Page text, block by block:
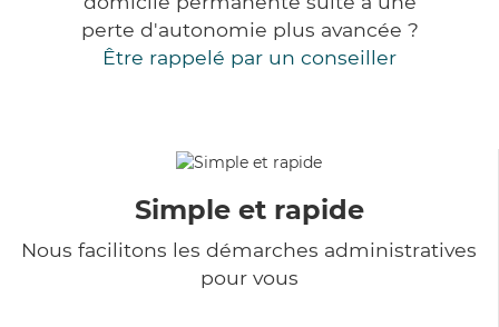
perte d'autonomie plus avancée ?
Être rappelé par un conseiller
Simple et rapide
Nous facilitons les démarches administratives
pour vous